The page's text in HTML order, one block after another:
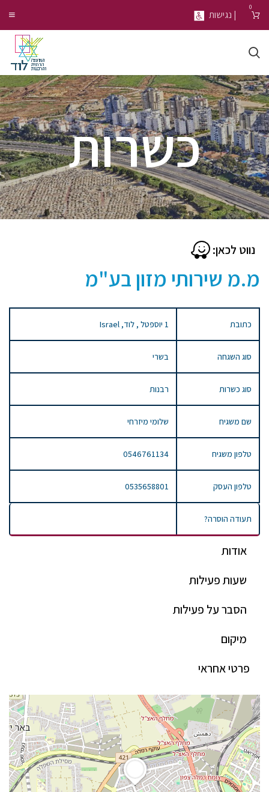
0
| נגישות
כשרות
אודות
שעות פעילות
הסבר על פעילות
מיקום
פרטי אחראי
נווט לכאן:
מ.מ שירותי מזון בע"מ
כתובת 1 יוספטל , לוד, Israel
סוג השגחה בשרי
סוג כשרות רבנות
שם משגיח שלומי מיזרחי
טלפון משגיח 0546761134
טלפון העסק 0535658801
תעודה הוסרה?